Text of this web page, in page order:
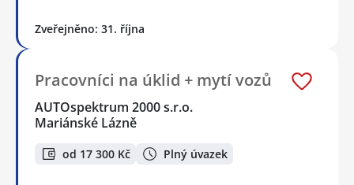
Zveřejněno: 31. října
Pracovníci na úklid + mytí vozů
AUTOspektrum 2000 s.r.o.
Mariánské Lázně
od 17 300 Kč Plný úvazek